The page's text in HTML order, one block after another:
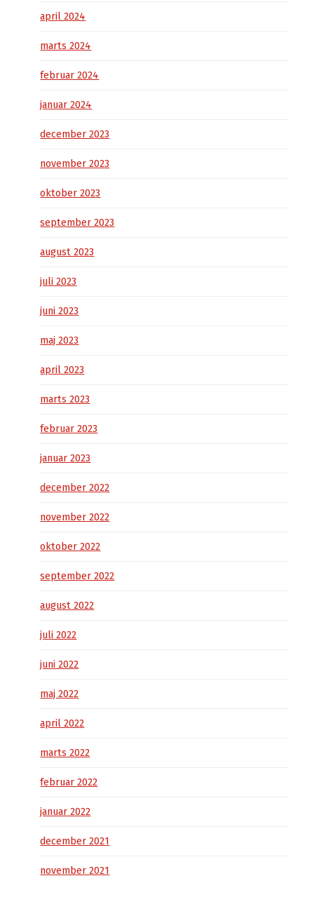
april 2024
marts 2024
februar 2024
januar 2024
december 2023
november 2023
oktober 2023
september 2023
august 2023
juli 2023
juni 2023
maj 2023
april 2023
marts 2023
februar 2023
januar 2023
december 2022
november 2022
oktober 2022
september 2022
august 2022
juli 2022
juni 2022
maj 2022
april 2022
marts 2022
februar 2022
januar 2022
december 2021
november 2021